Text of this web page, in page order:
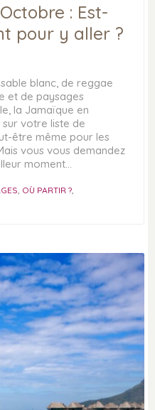
: Est-
pour y aller ?
blanc, de reggae
et de paysages
la Jamaïque en
votre liste de
être même pour les
vous vous demandez
moment…
OÙ PARTIR ?